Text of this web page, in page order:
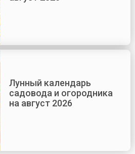
Лунный календарь
садовода и огородника
на август 2026